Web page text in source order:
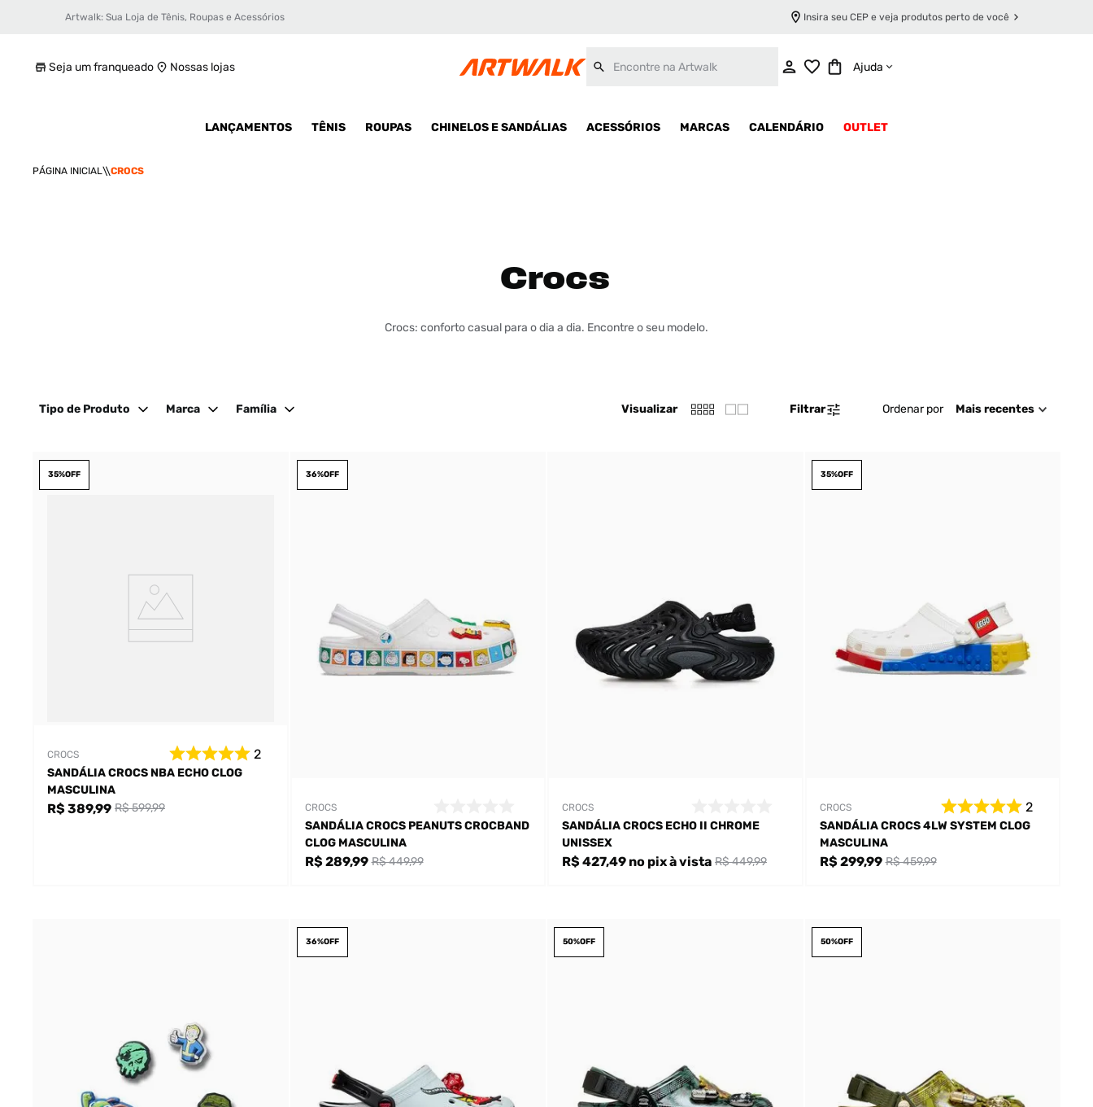
Artwalk: Sua Loja de Tênis, Roupas e Acessórios Insira seu CEP e veja produtos perto de você
Seja um franqueado Nossas lojas Ajuda
LANÇAMENTOS TÊNIS ROUPAS CHINELOS E SANDÁLIAS ACESSÓRIOS MARCAS CALENDÁRIO OUTLET
CROCS
Crocs
Crocs: conforto casual para o dia a dia. Encontre o seu modelo.
Tipo de Produto Marca Família Visualizar Filtrar Ordenar por Mais recentes
35%OFF
CROCS 2
SANDÁLIA CROCS NBA ECHO CLOG
MASCULINA
R$ 389,99 R$ 599,99
36%OFF
CROCS
SANDÁLIA CROCS PEANUTS CROCBAND
CLOG MASCULINA
R$ 289,99 R$ 449,99
CROCS
SANDÁLIA CROCS ECHO II CHROME
UNISSEX
R$ 427,49 no pixà vista R$ 449,99
35%OFF
CROCS 2
SANDÁLIA CROCS 4LW SYSTEM CLOG
MASCULINA
R$ 299,99 R$ 459,99
36%OFF 50%OFF 50%OFF